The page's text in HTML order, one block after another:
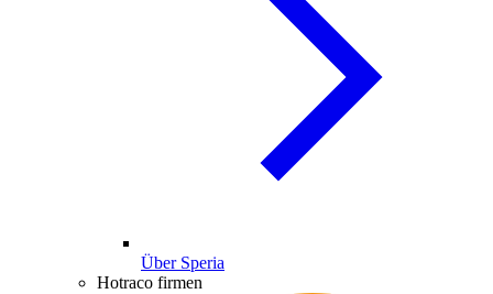
Über Speria
Hotraco firmen